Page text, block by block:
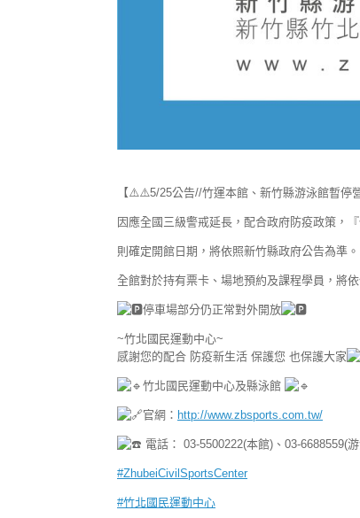
【⚠️⚠️5/25公告//竹運本館、新竹縣游泳館暫停
因應全國三級警戒延長，配合政府防疫政策，
則確定開館日期，將依照新竹縣政府公告為準。
全館對於持有票卡、場地預約及課程學員，將
停車場部分仍正常對外開放
~竹北國民運動中心~
感謝您的配合 防疫新生活 保護您 也保護大家
竹北國民運動中心及縣泳館
官網： http://www.zbsports.com.tw/
電話： 03-5500222(本館)、03-6688559(
#ZhubeiCivilSportsCenter
#竹北國民運動中心